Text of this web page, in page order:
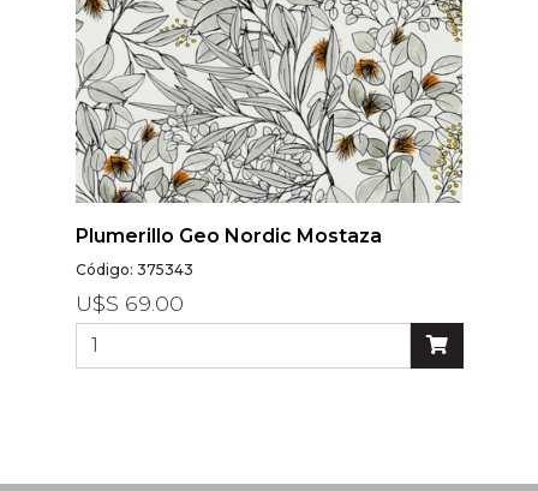
SALE
Oportunidades
Textura
Varios
Filtrar
por
precio
Plumerillo Geo Nordic Mostaza
Código: 375343
U$S 69.00